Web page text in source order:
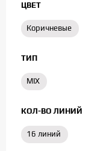
ЦВЕТ
Коричневые
ТИП
MIX
КОЛ-ВО ЛИНИЙ
16 линий